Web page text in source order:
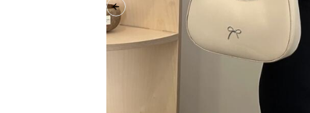
Previous slide